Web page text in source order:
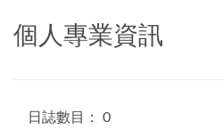
個人專業資訊
日誌數目： 0